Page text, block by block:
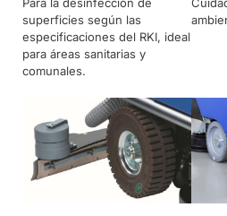
Para la desinfección de
superficies según las
especificaciones del RKI, ideal
para áreas sanitarias y
comunales.